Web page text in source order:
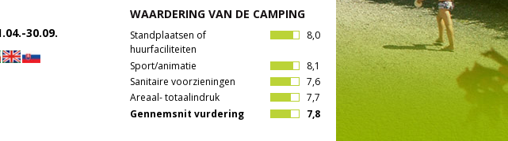
WAARDERING VAN DE CAMPING
8,0
Standplaatsen of
huurfaciliteiten
8,1
Sport/animatie
7,6
Sanitaire voorzieningen
7,7
Areaal- totaalindruk
7,8
Gennemsnit vurdering
30.09.